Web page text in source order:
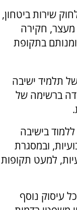
שירות ביטחון,
מעצר, חקירה
בתקופת
תלמיד ישיבה
ברשימה של
בישיבה
45 שעות שבועיות, ובמסגרת
40 שעות שבועיות, למעט תקופות
עיסוק נוסף